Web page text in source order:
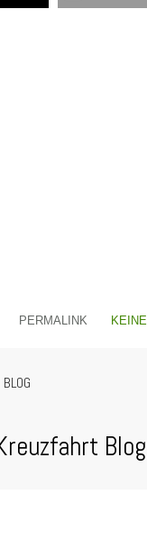
PERMALINK
Blog